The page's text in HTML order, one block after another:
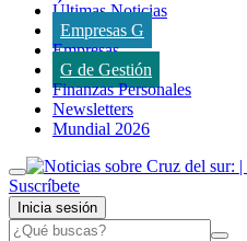
Últimas Noticias
Empresas G
Empresas
G de Gestión
Finanzas Personales
Newsletters
Mundial 2026
Suscríbete
Inicia sesión